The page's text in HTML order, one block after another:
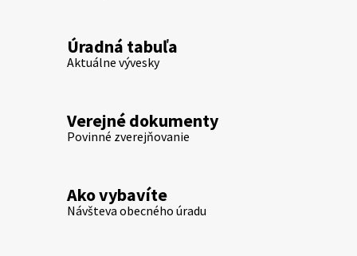
Úradná tabuľa
Aktuálne vývesky
Verejné dokumenty
Povinné zverejňovanie
Ako vybavíte
Návšteva obecného úradu